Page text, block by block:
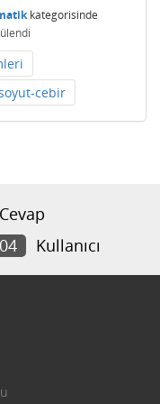
kategorisinde
cebir
Cevap
Kullanıcı